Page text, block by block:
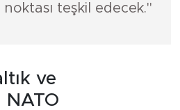
teşkil edecek."
ve
NATO